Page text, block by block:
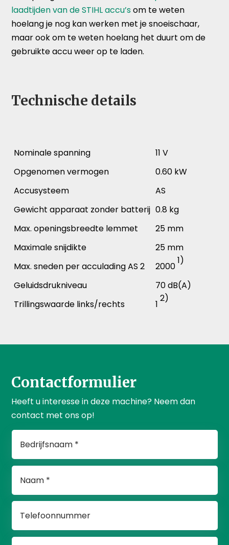
laadtijden van de STIHL accu’som te weten
hoelang je nog kan werken met je snoeischaar,
maar ook om te weten hoelang het duurt om de
gebruikte accu weer op te laden.
Technische details
Nominale spanning
11 V
Opgenomen vermogen
0.60 kW
Accusysteem
AS
Gewicht apparaat zonder batterij 0.8 kg
Max. openingsbreedte lemmet
25 mm
Maximale snijdikte
25 mm
Max. sneden per acculading AS 2
2000
1)
Geluidsdrukniveau
70 dB(A)
Trillingswaarde links/rechts
1
2)
Contactformulier
Heeft u interesse in deze machine? Neem dan
contact met ons op!